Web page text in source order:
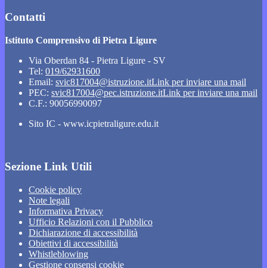
Contatti
Istituto Comprensivo di Pietra Ligure
Via Oberdan 84 - Pietra Ligure - SV
Tel: 019/62931600
Email: svic817004@istruzione.itLink per inviare una mail
PEC: svic817004@pec.istruzione.itLink per inviare una mail
C.F.: 90056990097
Sito IC - www.icpietraligure.edu.it
Sezione Link Utili
Cookie policy
Note legali
Informativa Privacy
Ufficio Relazioni con il Pubblico
Dichiarazione di accessibilità
Obiettivi di accessibilità
Whistleblowing
Gestione consensi cookie